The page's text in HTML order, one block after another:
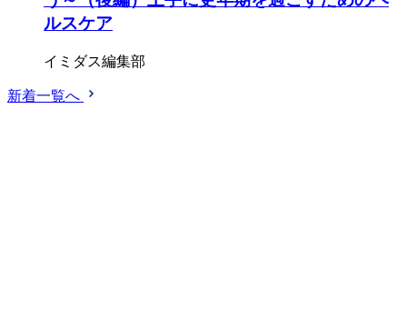
ルスケア
イミダス編集部
新着一覧へ